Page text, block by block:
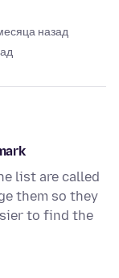
назад
list are called
them so they
to find the